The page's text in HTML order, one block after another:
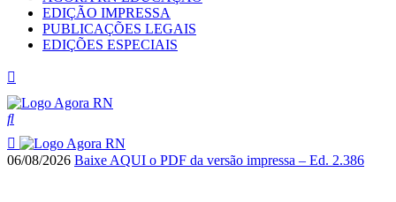
EDIÇÃO IMPRESSA
PUBLICAÇÕES LEGAIS
EDIÇÕES ESPECIAIS
06/08/2026 Baixe AQUI o PDF da versão impressa – Ed. 2.386